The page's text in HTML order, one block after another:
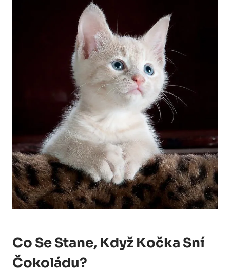
Co Se Stane, Když Kočka Sní
Čokoládu?